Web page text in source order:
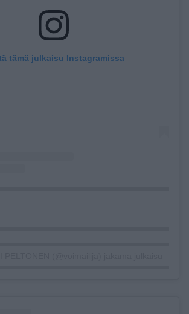
tämä julkaisu Instagramissa